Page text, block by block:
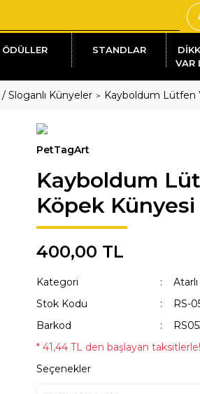
ÖDÜLLER STANDLAR
VAR
/ Sloganlı Künyeler Kayboldum Lütfen
PetTagArt
Kayboldum
Köpek Künyesi
400,00 TL
Kategori
Stok Kodu
RS-
Barkod
* 41,44 TL den başlayan
Seçenekler